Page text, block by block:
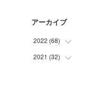
アーカイブ
2022 (68)
(19
)
2021 (32)